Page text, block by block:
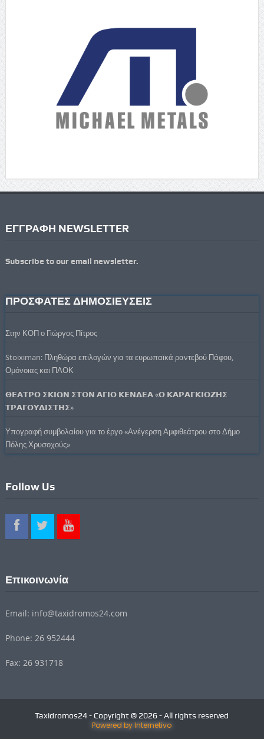
ΕΓΓΡΑΦΗ NEWSLETTER
Subscribe to our email newsletter.
ΠΡΟΣΦΑΤΕΣ ΔΗΜΟΣΙΕΥΣΕΙΣ
Στην ΚΟΠ ο Γιώργος Πίτρος
Stoiximan: Πληθώρα επιλογών για τα ευρωπαϊκά ραντεβού Πάφου,
Ομόνοιας και ΠΑΟΚ
𝝝𝝚𝝖𝝩𝝦𝝤 𝝨𝝟𝝞𝝮𝝢 𝝨𝝩𝝤𝝢 𝝖𝝘𝝞𝝤 𝝟𝝚𝝢𝝙𝝚𝝖 «𝝤 𝝟𝝖𝝦𝝖𝝘𝝟𝝞𝝤𝝛𝝜𝝨
𝝩𝝦𝝖𝝘𝝤𝝪𝝙𝝞𝝨𝝩𝝜𝝨»
Υπογραφή συμβολαίου για το έργο «Ανέγερση Αμφιθεάτρου στο Δήμο
Πόλης Χρυσοχούς»
Follow Us
Επικοινωνία
Email: info@taxidromos24.com
Phone: 26 952444
Fax: 26 931718
Taxidromos24 - Copyright © 2026 - All rights reserved
Powered by Internetivo